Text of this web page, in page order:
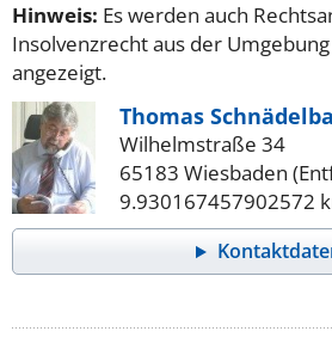
Hinweis: Es werden auch
Insolvenzrecht aus der
angezeigt.
Thomas
Wilhelmstraße 34
65183 Wiesbaden
9.930167457902572